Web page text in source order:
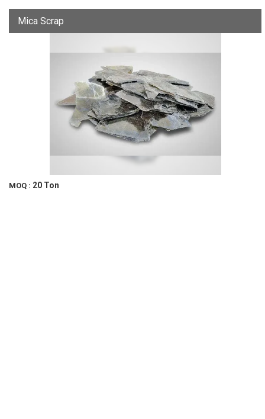
Mica Scrap
MOQ : 20 Ton